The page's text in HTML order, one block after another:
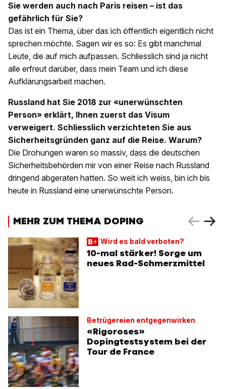
Sie werden auch nach Paris reisen – ist das
gefährlich für Sie?
Das ist ein Thema, über das ich öffentlich eigentlich nicht
sprechen möchte. Sagen wir es so: Es gibt manchmal
Leute, die auf mich aufpassen. Schliesslich sind ja nicht
alle erfreut darüber, dass mein Team und ich diese
Aufklärungsarbeit machen.
Russland hat Sie 2018 zur «unerwünschten
Person» erklärt, Ihnen zuerst das Visum
verweigert. Schliesslich verzichteten Sie aus
Sicherheitsgründen ganz auf die Reise. Warum?
Die Drohungen waren so massiv, dass die deutschen
Sicherheitsbehörden mir von einer Reise nach Russland
dringend abgeraten hatten. So weit ich weiss, bin ich bis
heute in Russland eine unerwünschte Person.
MEHR ZUM THEMA DOPING
Wird es bald verboten?
10-mal stärker! Sorge um
neues Rad-Schmerzmittel
Betrügereien entgegenwirken
«Rigoroses»
Dopingtestsystem bei der
Tour de France